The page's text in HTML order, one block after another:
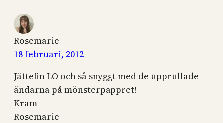
Rosemarie
18 februari, 2012
Jättefin LO och så snyggt med de upprullade
ändarna på mönsterpappret!
Kram
Rosemarie